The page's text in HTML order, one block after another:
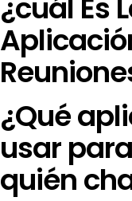
¿cuál Es
¿Qué
usar
quién